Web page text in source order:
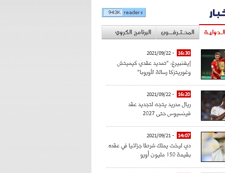
المحـتـرفــون البرنامج الكروي
16:30
- 2021/09/22
إيفنبيرغ: "تمديد عقدي كيميتش
وغوريتزكا رسالة لأوروبا"
16:20
- 2021/09/22
ريال مدريد يتجه لتجديد عقد
فينسيوس حتى 2027
14:07
- 2021/09/21
دي ليخت يملك شرطا جزائيا في عقده
بقيمة 150 مليون أورو